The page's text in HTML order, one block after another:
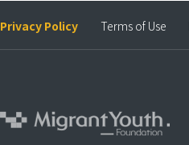
Privacy Policy Terms of Use